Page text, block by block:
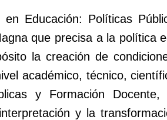
Educación: Políticas
que precisa a la política
la creación de
académico, técnico,
y Formación
y la